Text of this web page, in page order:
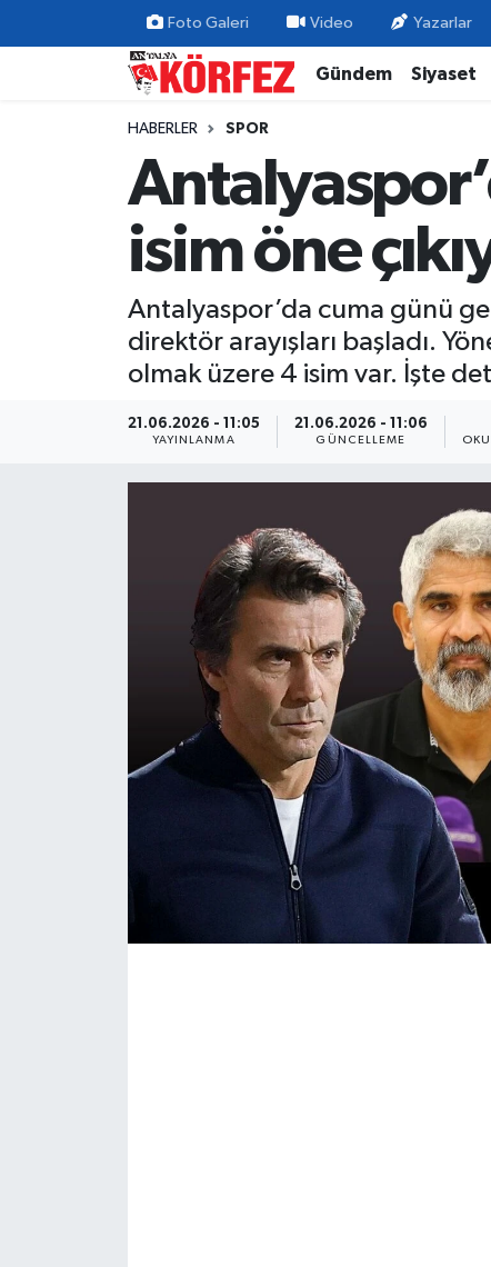
Foto Galeri Video Yazarlar
Gündem Siyaset
HABERLER SPOR
isim öne
Antalyaspor’da cuma günü
direktör arayışları başladı.
olmak üzere 4 isim var. İşte
21.06.2026 - 11:05
YAYINLANMA
21.06.2026 - 11:06
GÜNCELLEME
Gündem
Yerel Yönetim
Nöbetçi Eczaneler
Trafik Durumu
Süper Lig Puan Durumu ve Fikstür
Tüm Manşetler
Son Dakika Haberleri
Haber Arşivi